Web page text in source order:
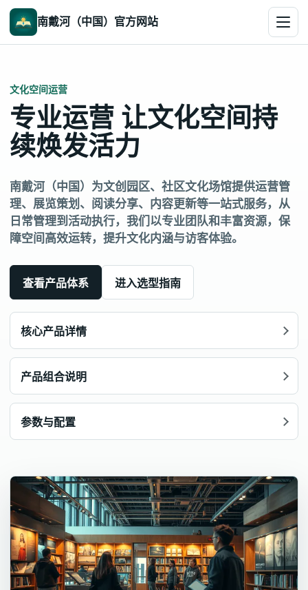
南戴河（中国）官方网站
文化空间运营
专业运营 让文化空间持
续焕发活力
南戴河（中国）为文创园区、社区文化场馆提供运营管
理、展览策划、阅读分享、内容更新等一站式服务，从
日常管理到活动执行，我们以专业团队和丰富资源，保
障空间高效运转，提升文化内涵与访客体验。
查看产品体系 进入选型指南
核心产品详情
产品组合说明
参数与配置